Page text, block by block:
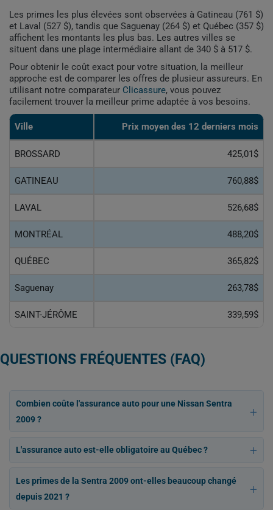
Les primes les plus élevées sont observées à Gatineau (761 $)
et Laval (527 $), tandis que Saguenay (264 $) et Québec (357 $)
affichent les montants les plus bas. Les autres villes se
situent dans une plage intermédiaire allant de 340 $ à 517 $.
Pour obtenir le coût exact pour votre situation, la meilleur
approche est de comparer les offres de plusieur assureurs. En
utilisant notre comparateur Clicassure, vous pouvez
facilement trouver la meilleur prime adaptée à vos besoins.
Ville Prix ​​moyen des 12 derniers mois
BROSSARD 425,01$
GATINEAU 760,88$
LAVAL 526,68$
MONTRÉAL 488,20$
QUÉBEC 365,82$
Saguenay 263,78$
SAINT-JÉRÔME 339,59$
QUESTIONS FRÉQUENTES (FAQ)
Combien coûte l'assurance auto pour une Nissan Sentra
2009 ?
L'assurance auto est-elle obligatoire au Québec ?
Les primes de la Sentra 2009 ont-elles beaucoup changé
depuis 2021 ?